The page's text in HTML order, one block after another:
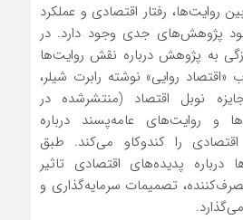
روایت‌ها، رفتار اقتصادی و عملکرد
پژوهش‌های جدی وجود دارد. در
به پژوهش درباره نقش روایت‌ها
روایی» نوشته رابرت شیلر،
نوبل اقتصاد (منتشرشده در
و روایت‌های عامه‌پسند درباره
اقتصادی را کندوکاو می‌کند. طبق
درباره پدیده‌های اقتصادی تاثیر
تصمیمات سرمایه‌گذاری و